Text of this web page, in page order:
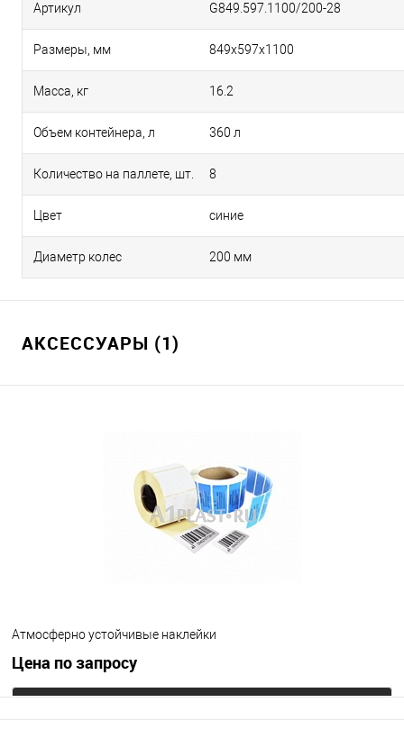
Артикул G849.597.1100/200-28
Размеры, мм 849х597х1100
Масса, кг 16.2
Объем контейнера, л 360 л
Количество на паллете, шт. 8
Цвет синие
Диаметр колес 200 мм
АКСЕССУАРЫ (1)
Атмосферно устойчивые наклейки
Цена по запросу